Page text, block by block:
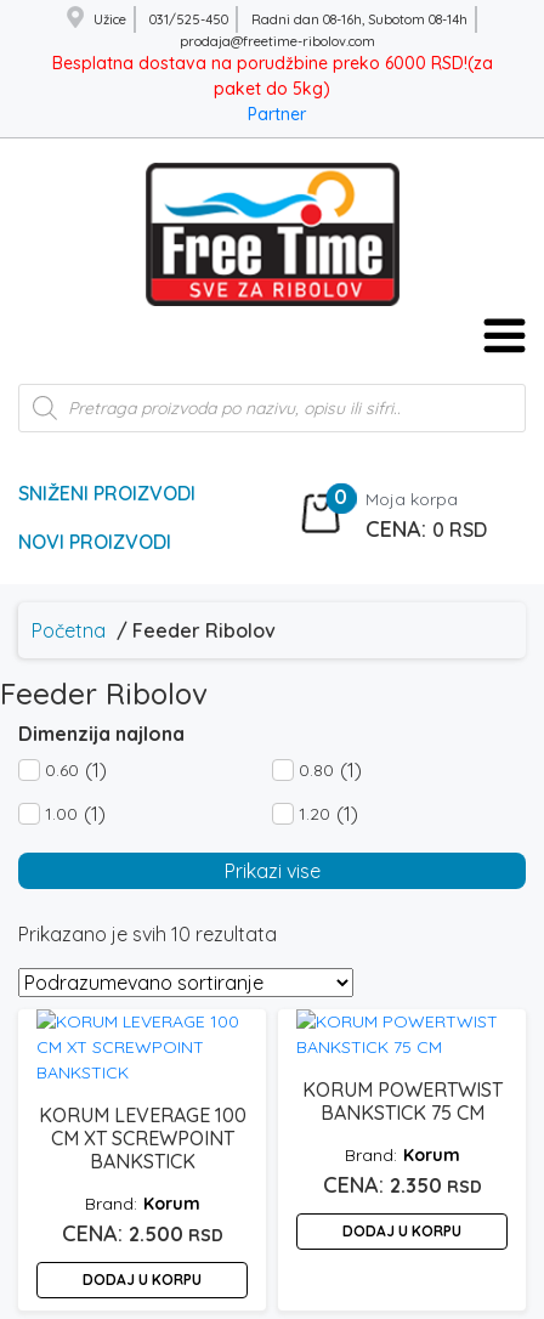
Užice 031/525-450
Radni dan 08-16h, Subotom 08-14h
prodaja@freetime-ribolov.com
Besplatna dostava na porudžbine preko 6000 RSD!(za
paket do 5kg)
Partner
Products
search
SNIŽENI PROIZVODI
NOVI PROIZVODI
0 Moja korpa
0 RSD
Početna / Feeder Ribolov
Feeder Ribolov
Dimenzija najlona
0.60 (1) 0.80 (1)
1.00 (1) 1.20 (1)
Prikazi vise
Prikazano je svih 10 rezultata
KORUM LEVERAGE 100
CM XT SCREWPOINT
BANKSTICK
Korum
2.500 RSD
DODAJ U KORPU
KORUM POWERTWIST
BANKSTICK 75 CM
Korum
2.350 RSD
DODAJ U KORPU